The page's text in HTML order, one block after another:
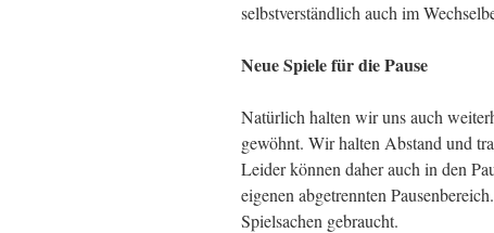
selbstverständlich auch im
Neue Spiele für die Pause
Natürlich halten wir uns auch
gewöhnt. Wir halten Abstand und
Leider können daher auch in den
eigenen abgetrennten
Spielsachen gebraucht.